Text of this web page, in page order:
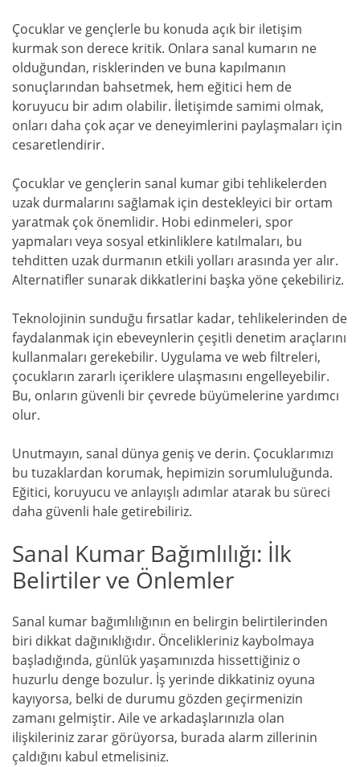
Çocuklar ve gençlerle bu konuda açık bir iletişim
kurmak son derece kritik. Onlara sanal kumarın ne
olduğundan, risklerinden ve buna kapılmanın
sonuçlarından bahsetmek, hem eğitici hem de
koruyucu bir adım olabilir. İletişimde samimi olmak,
onları daha çok açar ve deneyimlerini paylaşmaları için
cesaretlendirir.
Çocuklar ve gençlerin sanal kumar gibi tehlikelerden
uzak durmalarını sağlamak için destekleyici bir ortam
yaratmak çok önemlidir. Hobi edinmeleri, spor
yapmaları veya sosyal etkinliklere katılmaları, bu
tehditten uzak durmanın etkili yolları arasında yer alır.
Alternatifler sunarak dikkatlerini başka yöne çekebiliriz.
Teknolojinin sunduğu fırsatlar kadar, tehlikelerinden de
faydalanmak için ebeveynlerin çeşitli denetim araçlarını
kullanmaları gerekebilir. Uygulama ve web filtreleri,
çocukların zararlı içeriklere ulaşmasını engelleyebilir.
Bu, onların güvenli bir çevrede büyümelerine yardımcı
olur.
Unutmayın, sanal dünya geniş ve derin. Çocuklarımızı
bu tuzaklardan korumak, hepimizin sorumluluğunda.
Eğitici, koruyucu ve anlayışlı adımlar atarak bu süreci
daha güvenli hale getirebiliriz.
Sanal Kumar Bağımlılığı: İlk
Belirtiler ve Önlemler
Sanal kumar bağımlılığının en belirgin belirtilerinden
biri dikkat dağınıklığıdır. Öncelikleriniz kaybolmaya
başladığında, günlük yaşamınızda hissettiğiniz o
huzurlu denge bozulur. İş yerinde dikkatiniz oyuna
kayıyorsa, belki de durumu gözden geçirmenizin
zamanı gelmiştir. Aile ve arkadaşlarınızla olan
ilişkileriniz zarar görüyorsa, burada alarm zillerinin
çaldığını kabul etmelisiniz.